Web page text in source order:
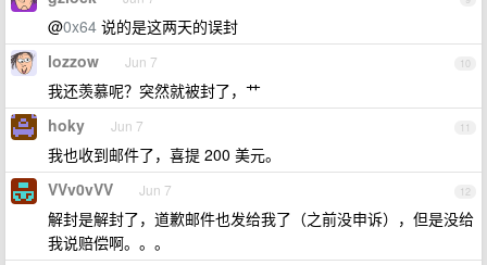
@0x64 说的是这两天的误封
10
lozzow Jun 7
我还羡慕呢？突然就被封了，艹
11
hoky Jun 7
我也收到邮件了，喜提 200 美元。
12
VVv0vVV Jun 7
解封是解封了，道歉邮件也发给我了（之前没申诉），但是没给
我说赔偿啊。。。